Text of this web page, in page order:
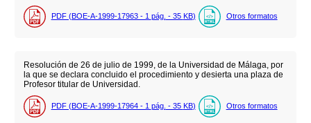
PDF (BOE-A-1999-17963 - 1 pág. - 35 KB) Otros formatos
Resolución de 26 de julio de 1999, de la Universidad de Málaga, por
la que se declara concluido el procedimiento y desierta una plaza de
Profesor titular de Universidad.
PDF (BOE-A-1999-17964 - 1 pág. - 35 KB) Otros formatos